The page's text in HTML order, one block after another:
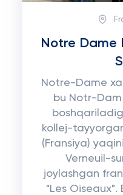
Notre Dame
Notre-Dame
bu Notr-
kollej-
(Fransiya)
Verneuil-
joylashgan
"Les